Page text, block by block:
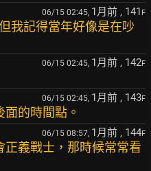
06/15 02:45, 1月前 , 141 F
我記得當年好像是在吵
06/15 02:45, 1月前 , 142F
06/15 02:45, 1月前 , 143F
的時間點。
06/15 08:57, 1月前 , 144F
正義戰士，那時候常常看